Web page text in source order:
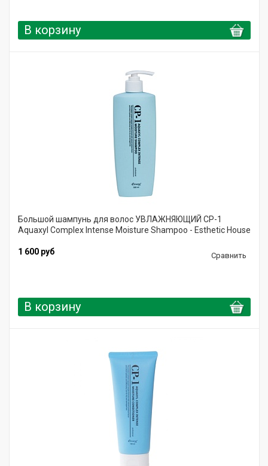
В корзину
Большой шампунь для волос УВЛАЖНЯЮЩИЙ CP-1
Aquaxyl Complex Intense Moisture Shampoo - Esthetic House
1 600 руб Сравнить
В корзину